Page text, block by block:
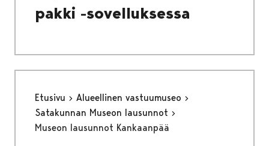
pakki -sovelluksessa
Etusivu
Alueellinen vastuumuseo
Satakunnan Museon lausunnot
Museon lausunnot Kankaanpää